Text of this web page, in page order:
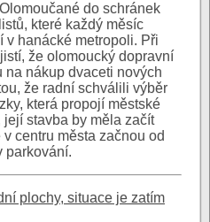
do schránek
které každý měsíc
v hanácké metropoli. Při
že olomoucký dopravní
nákup dvaceti nových
že radní schválili výběr
která propojí městské
stavba by měla začít
centru města začnou od
parkování.
plochy, situace je zatím